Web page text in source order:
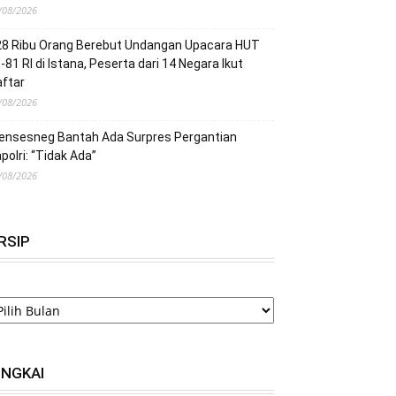
2026
Ribu Orang Berebut Undangan Upacara HUT
81 RI di Istana, Peserta dari 14 Negara Ikut
2026
Bantah Ada Surpres Pergantian
“Tidak Ada”
2026